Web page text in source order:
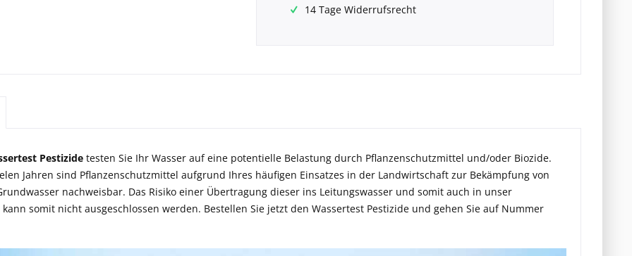
14 Tage Widerrufsrecht
Pestizide testen Sie Ihr Wasser auf eine potentielle Belastung durch Pflanzenschutzmittel und/oder Biozide.
Jahren sind Pflanzenschutzmittel aufgrund Ihres häufigen Einsatzes in der Landwirtschaft zur Bekämpfung von
nachweisbar. Das Risiko einer Übertragung dieser ins Leitungswasser und somit auch in unser
somit nicht ausgeschlossen werden. Bestellen Sie jetzt den Wassertest Pestizide und gehen Sie auf Nummer